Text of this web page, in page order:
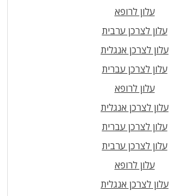
עלון לרופא
עלון לצרכן ערבית
עלון לצרכן אנגלית
עלון לצרכן עברית
עלון לרופא
עלון לצרכן אנגלית
עלון לצרכן עברית
עלון לצרכן ערבית
עלון לרופא
עלון לצרכן אנגלית